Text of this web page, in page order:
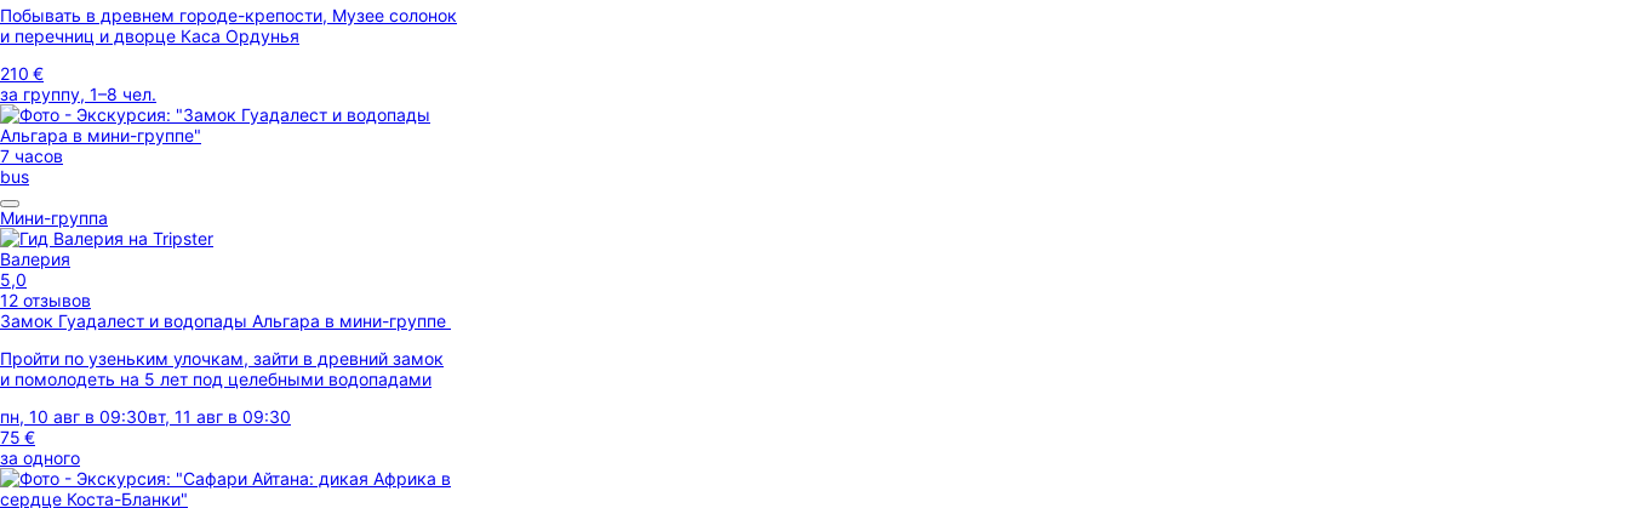
Побывать в древнем городе-крепости, Музее солонок
и перечниц и дворце Каса Ордунья
210 €
за группу, 1–8 чел.
7 часов
bus
Мини-группа
Валерия
5,0
12 отзывов
Замок Гуадалест и водопады Альгара в мини-группе
Пройти по узеньким улочкам, зайти в древний замок
и помолодеть на 5 лет под целебными водопадами
пн, 10 авг в 09:30вт, 11 авг в 09:30
75 €
за одного